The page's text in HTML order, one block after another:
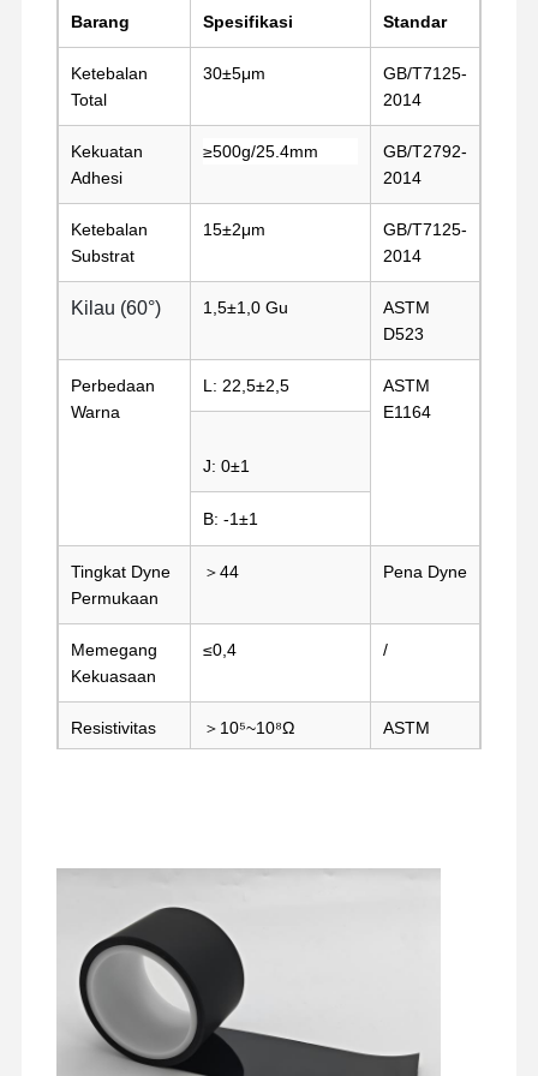
rilis film
Film PU
Film akrilik
Pita berlubang
Film Pemanas
5
Film rilis
jaringan
85μm
Barang Spesifikasi Standar
Ketebalan
Total
30±5μm
GB/T7125-
2014
Kekuatan
Adhesi
≥500g/25.4mm
GB/T2792-
2014
Ketebalan
Substrat
15±2μm
GB/T7125-
2014
Kilau (60°) 1,5±1,0 Gu
ASTM
D523
Perbedaan
Warna
L: 22,5±2,5
ASTM
E1164
J: 0±1
B: -1±1
Tingkat Dyne
Permukaan
＞44 Pena Dyne
Memegang
Kekuasaan
≤0,4 /
Resistivitas
Permukaan
＞10⁵~10⁸Ω
ASTM
D257